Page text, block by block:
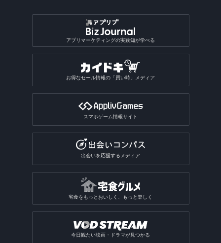
アプリマーケティングの実践知が学べる
お得なセール情報の「買い時」メディア
スマホゲーム情報サイト
出会いを応援するメディア
宅食をもっとおいしく、もっと楽しく
今日観たい映画・ドラマが見つかる